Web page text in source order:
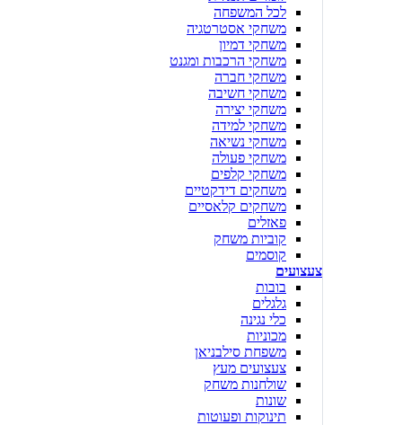
לכל המשפחה
משחקי אסטרטגיה
משחקי דמיון
משחקי הרכבות ומגנט
משחקי חברה
משחקי חשיבה
משחקי יצירה
משחקי למידה
משחקי נשיאה
משחקי פעולה
משחקי קלפים
משחקים דידקטיים
משחקים קלאסיים
פאזלים
קוביות משחק
קוסמים
צעצועים
בובות
גלגלים
כלי נגינה
מכוניות
משפחת סילבניאן
צעצועים מעץ
שולחנות משחק
שונות
תינוקות ופעוטות